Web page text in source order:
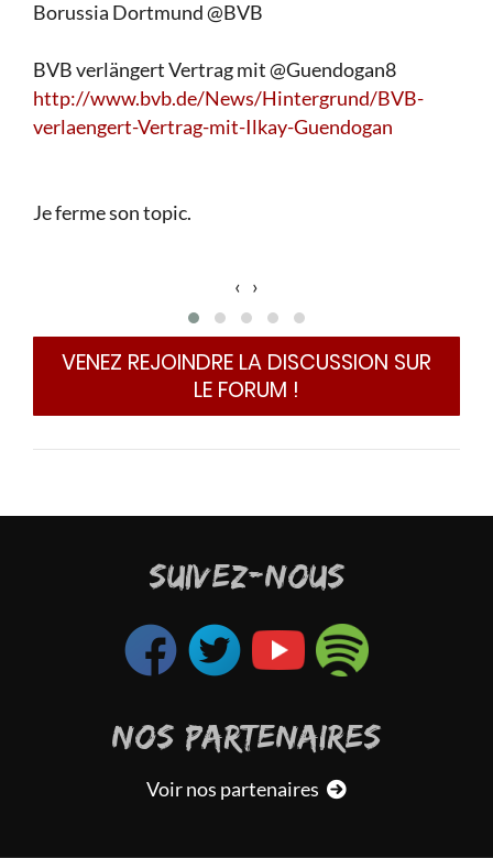
Borussia Dortmund ‏@BVB
BVB verlängert Vertrag mit @Guendogan8
http://www.bvb.de/News/Hintergrund/BVB-
verlaengert-Vertrag-mit-Ilkay-Guendogan
Je ferme son topic.
‹ ›
VENEZ REJOINDRE LA DISCUSSION SUR
LE FORUM !
SUIVEZ-NOUS
NOS PARTENAIRES
Voir nos partenaires